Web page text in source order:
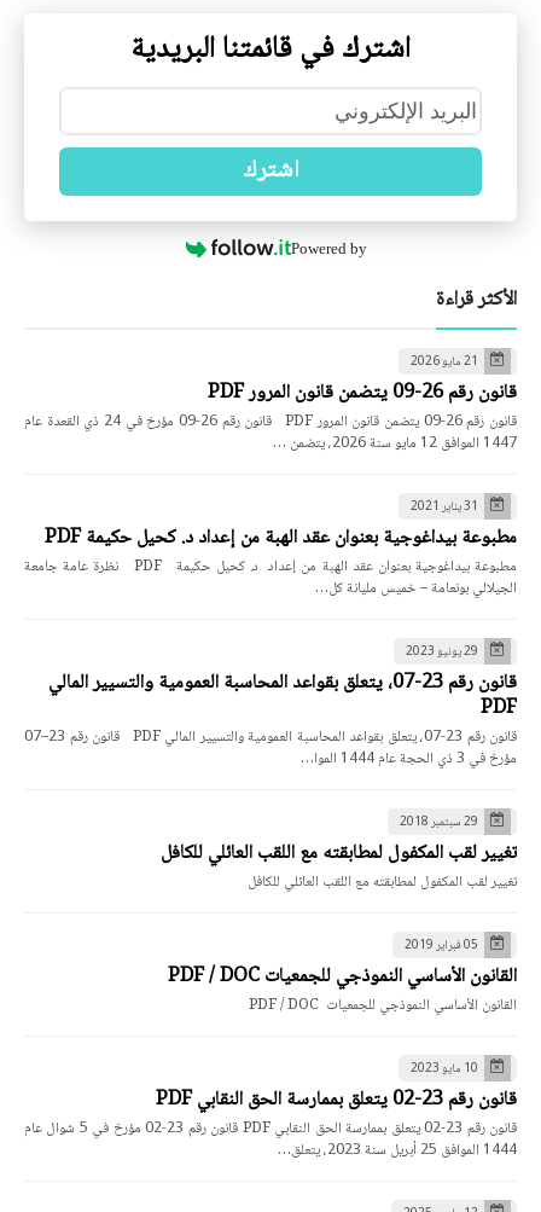
اشترك في قائمتنا البريدية
اشترك
Powered by
الأكثر قراءة
21 مايو 2026
قانون رقم 26-09 يتضمن قانون المرور PDF
قانون رقم 26-09 يتضمن قانون المرور PDF قانون رقم 26-09 مؤرخ في 24 ذي القعدة عام
1447 الموافق 12 مايو سنة 2026، يتضمن …
31 يناير 2021
مطبوعة بيداغوجية بعنوان عقد الهبة من إعداد د. كحيل حكيمة PDF
مطبوعة بيداغوجية بعنوان عقد الهبة من إعداد د. كحيل حكيمة PDF نظرة عامة جامعة
الجيلالي بونعامة – خميس مليانة كل…
29 يونيو 2023
قانون رقم 23-07، يتعلق بقواعد المحاسبة العمومية والتسيير المالي
PDF
قانون رقم 23-07، يتعلق بقواعد المحاسبة العمومية والتسيير المالي PDF قانون رقم 23–07
مؤرخ في 3 ذي الحجة عام 1444 الموا…
29 سبتمبر 2018
تغيير لقب المكفول لمطابقته مع اللقب العائلي للكافل
تغيير لقب المكفول لمطابقته مع اللقب العائلي للكافل
05 فبراير 2019
القانون الأساسي النموذجي للجمعيات PDF / DOC
القانون الأساسي النموذجي للجمعيات PDF / DOC
10 مايو 2023
قانون رقم 23-02 يتعلق بممارسة الحق النقابي PDF
قانون رقم 23-02 يتعلق بممارسة الحق النقابي PDF قانون رقم 23-02 مؤرخ في 5 شوال عام
1444 الموافق 25 أبريل سنة 2023، يتعلق…